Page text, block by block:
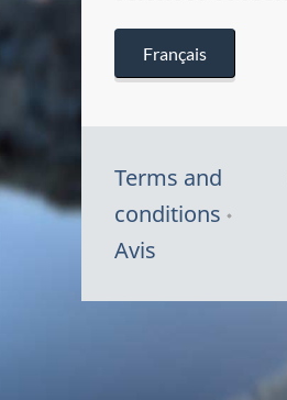
Français
Terms and
conditions
Avis